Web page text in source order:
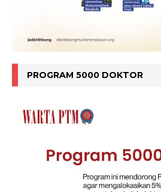
PROGRAM 5000 DOKTOR